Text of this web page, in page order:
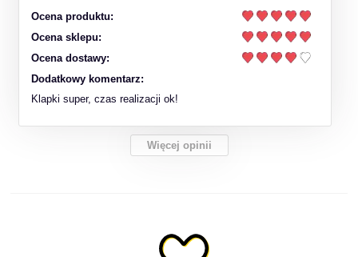
Ocena produktu:
Ocena sklepu:
Ocena dostawy:
Dodatkowy komentarz:
Klapki super, czas realizacji ok!
Więcej opinii